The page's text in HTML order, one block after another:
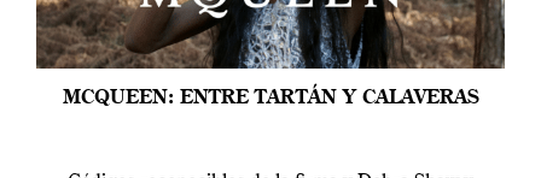
MCQUEEN: ENTRE TARTÁN Y CALAVERAS